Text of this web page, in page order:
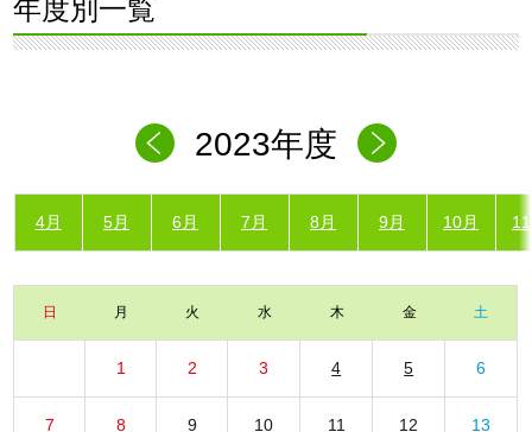
年度別一覧
2023年度
4月 5月 6月 7月 8月 9月 10月
日 月 火 水 木 金 土
1 2 3 4 5 6
7 8 9 10 11 12 13